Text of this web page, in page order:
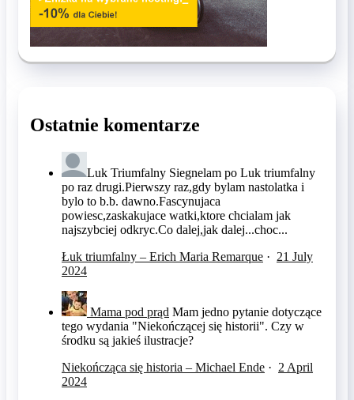
Ostatnie komentarze
Luk Triumfalny Siegnelam po Luk triumfalny
po raz drugi.Pierwszy raz,gdy bylam nastolatka i
bylo to b.b. dawno.Fascynujaca
powiesc,zaskakujace watki,ktore chcialam jak
najszybciej odkryc.Co dalej,jak dalej...choc...
Łuk triumfalny – Erich Maria Remarque · 21 July
2024
Mama pod prąd Mam jedno pytanie dotyczące
tego wydania "Niekończącej się historii". Czy w
środku są jakieś ilustracje?
Niekończąca się historia – Michael Ende · 2 April
2024